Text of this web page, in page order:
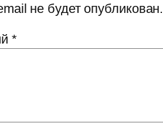
не будет опубликован.
*